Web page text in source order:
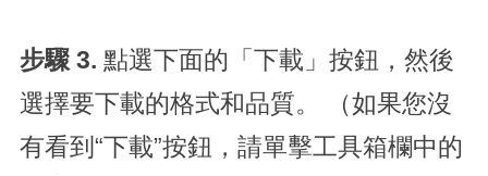
步驟 3. 點選下面的「下載」按鈕，然後
選擇要下載的格式和品質。 （如果您沒
有看到“下載”按鈕，請單擊工具箱欄中的